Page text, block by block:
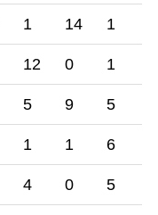
1 14 1
12 0 1
5 9 5
1 1 6
4 0 5